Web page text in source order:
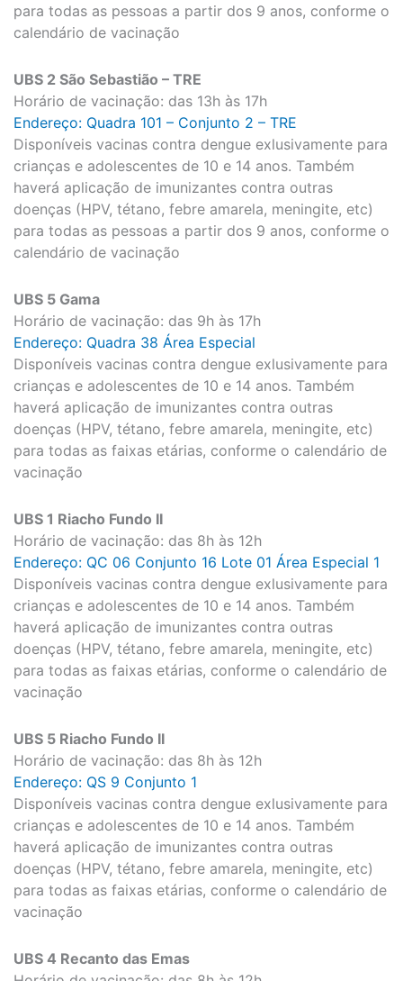
para todas as pessoas a partir dos 9 anos, conforme o
calendário de vacinação
UBS 2 São Sebastião – TRE
Horário de vacinação: das 13h às 17h
Endereço: Quadra 101 – Conjunto 2 – TRE
Disponíveis vacinas contra dengue exlusivamente para
crianças e adolescentes de 10 e 14 anos. Também
haverá aplicação de imunizantes contra outras
doenças (HPV, tétano, febre amarela, meningite, etc)
para todas as pessoas a partir dos 9 anos, conforme o
calendário de vacinação
UBS 5 Gama
Horário de vacinação: das 9h às 17h
Endereço: Quadra 38 Área Especial
Disponíveis vacinas contra dengue exlusivamente para
crianças e adolescentes de 10 e 14 anos. Também
haverá aplicação de imunizantes contra outras
doenças (HPV, tétano, febre amarela, meningite, etc)
para todas as faixas etárias, conforme o calendário de
vacinação
UBS 1 Riacho Fundo II
Horário de vacinação: das 8h às 12h
Endereço: QC 06 Conjunto 16 Lote 01 Área Especial 1
Disponíveis vacinas contra dengue exlusivamente para
crianças e adolescentes de 10 e 14 anos. Também
haverá aplicação de imunizantes contra outras
doenças (HPV, tétano, febre amarela, meningite, etc)
para todas as faixas etárias, conforme o calendário de
vacinação
UBS 5 Riacho Fundo II
Horário de vacinação: das 8h às 12h
Endereço: QS 9 Conjunto 1
Disponíveis vacinas contra dengue exlusivamente para
crianças e adolescentes de 10 e 14 anos. Também
haverá aplicação de imunizantes contra outras
doenças (HPV, tétano, febre amarela, meningite, etc)
para todas as faixas etárias, conforme o calendário de
vacinação
UBS 4 Recanto das Emas